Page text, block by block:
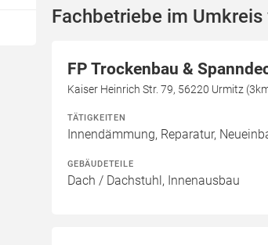
Fachbetriebe im
FP Trockenbau &
Kaiser Heinrich Str. 79, 56220 Urmitz
TÄTIGKEITEN
Innendämmung, Reparatur,
GEBÄUDETEILE
Dach / Dachstuhl, Innenausbau